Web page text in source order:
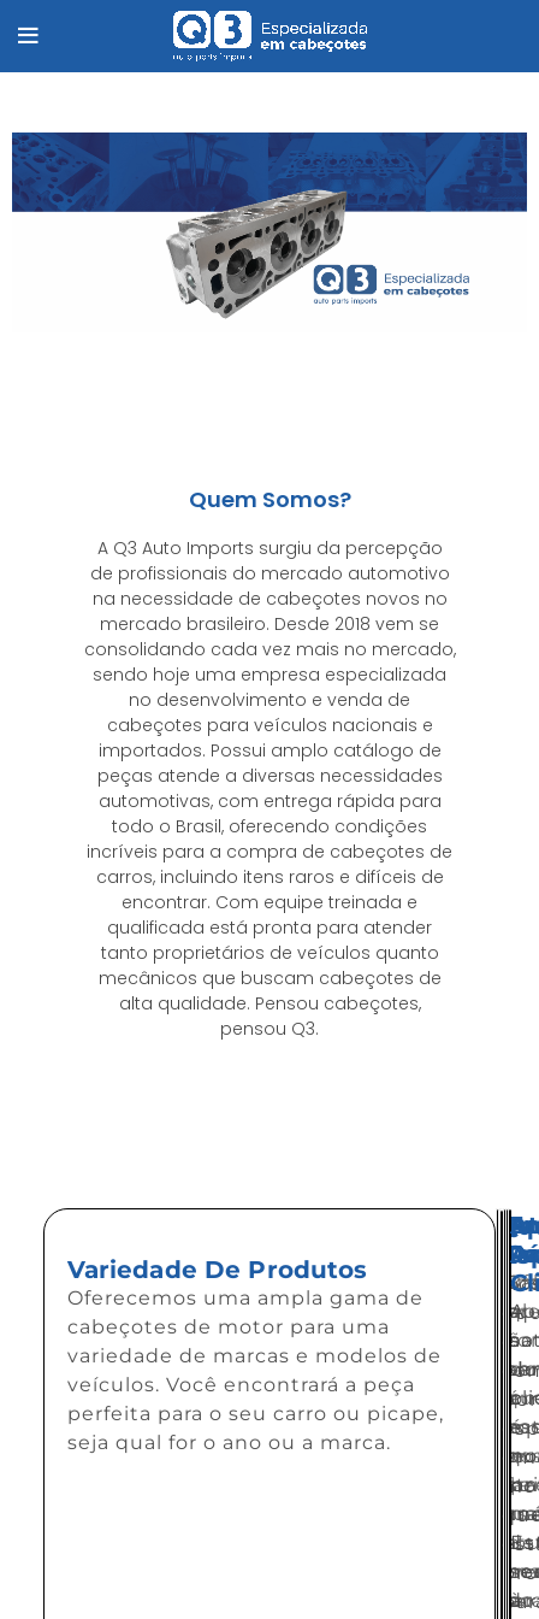
Quem Somos?
A Q3 Auto Imports surgiu da percepção
de profissionais do mercado automotivo
na necessidade de cabeçotes novos no
mercado brasileiro. Desde 2018 vem se
consolidando cada vez mais no mercado,
sendo hoje uma empresa especializada
no desenvolvimento e venda de
cabeçotes para veículos nacionais e
importados. Possui amplo catálogo de
peças atende a diversas necessidades
automotivas, com entrega rápida para
todo o Brasil, oferecendo condições
incríveis para a compra de cabeçotes de
carros, incluindo itens raros e difíceis de
encontrar. Com equipe treinada e
qualificada está pronta para atender
tanto proprietários de veículos quanto
mecânicos que buscam cabeçotes de
alta qualidade. Pensou cabeçotes,
pensou Q3.
Variedade De Produtos
Oferecemos uma ampla gama de
cabeçotes de motor para uma
variedade de marcas e modelos de
veículos. Você encontrará a peça
perfeita para o seu carro ou picape,
seja qual for o ano ou a marca.
são
de
alta
e
é
por
em
as
no
o
é
se
de
do
A
do
é
à